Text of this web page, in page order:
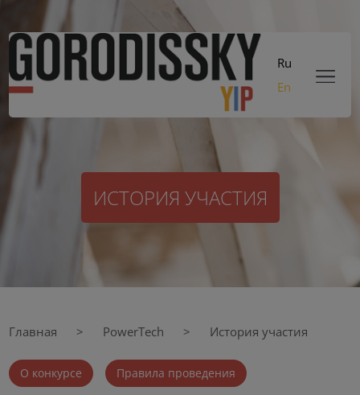
Ru
En
ИСТОРИЯ УЧАСТИЯ
Главная PowerTech История участия
О конкурсе Правила проведения